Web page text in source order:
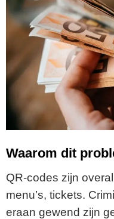
Waarom dit
QR-codes zijn
menu’s, tickets.
eraan gewend zijn